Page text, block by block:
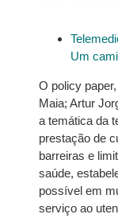
Um
O policy
Maia; Artur
a temática da
prestação de
barreiras e
saúde,
possível em
serviço ao